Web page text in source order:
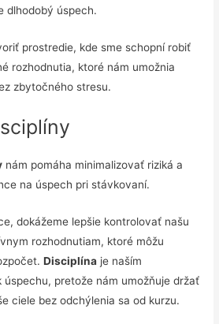
dlhodobý úspech.
prostredie, kde sme schopní robiť
rozhodnutia, ktoré nám umožnia
zbytočného stresu.
nám pomáha minimalizovať riziká a
na úspech pri stávkovaní.
dokážeme lepšie kontrolovať našu
rozhodnutiam, ktoré môžu
Disciplína je naším
úspechu, pretože nám umožňuje držať
ciele bez odchýlenia sa od kurzu.